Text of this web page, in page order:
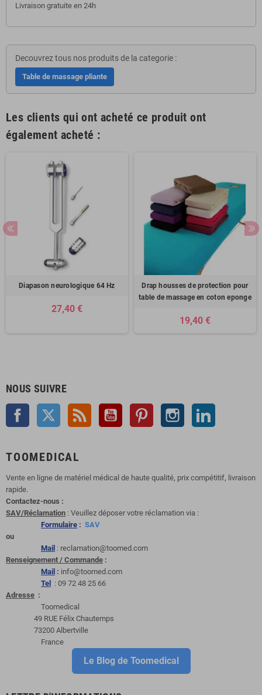
Livraison gratuite en 24h
Decouvrez tous nos produits de la categorie :
Table de massage pliante
Les clients qui ont acheté ce produit ont
également acheté :
Diapason neurologique 64 Hz
27,40 €
Drap housses de protection pour
table de massage en coton eponge
19,40 €
NOUS SUIVRE
Facebook Twitter YouTube Pinterest Instagram
TOOMEDICAL
Vente en ligne de matériel médical de haute qualité, prix compétitif, livraison
rapide.
Contactez-nous :
SAV/Réclamation : Veuillez déposer votre réclamation via :
Formulaire : SAV
ou
Mail : reclamation@toomed.com
Renseignement / Commande :
Mail : info@toomed.com
Tel
: 09 72 48 25 66
Adresse :
Toomedical
49 RUE Félix Chautemps
73200 Albertville
France
Le Blog de Toomedical